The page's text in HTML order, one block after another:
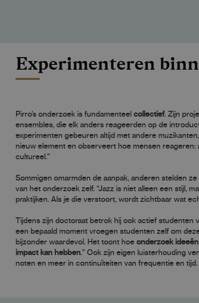
Experimenteren
Pirro’s onderzoek is fundamenteel collectief. Zijn
ensembles, die elk anders reageerden op de
experimenten gebeuren altijd met andere
nieuw element en observeert hoe mensen reageren:
cultureel.”
Sommigen omarmden de aanpak, anderen stelden
van het onderzoek zelf. “Jazz is niet alleen een stijl,
praktijken. Als je die verstoort, wordt zichtbaar wat
Tijdens zijn doctoraat betrok hij ook actief studenten
een bepaald moment vroegen studenten zelf om
bijzonder waardevol. Het toont hoe onderzoek
impact kan hebben.” Ook zijn eigen luisterhouding
noten en meer in continuïteiten van frequentie en